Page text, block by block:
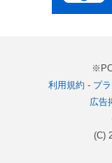
利用規約 - プ
広告
(C)